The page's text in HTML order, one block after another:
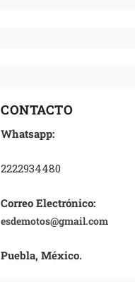
CONTACTO
Whatsapp:
2222934480
Correo Electrónico:
esdemotos@gmail.com
Puebla, México.